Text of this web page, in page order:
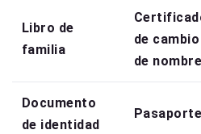
Libro de
familia
de cambio
de nombre
Documento
de identidad
Pasaporte